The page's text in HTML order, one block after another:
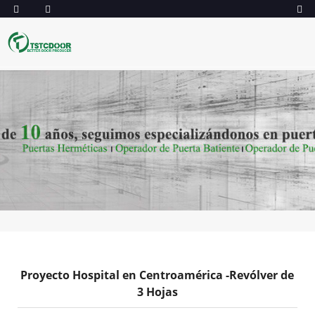
Proyecto Hospital en Centroamérica -Revólver de
3 Hojas